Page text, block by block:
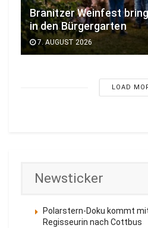
Branitzer Weinfest
in den Bürgergarten
7. AUGUST 2026
LOAD
Newsticker
Polarstern-Doku kommt
Regisseurin nach Cottbus